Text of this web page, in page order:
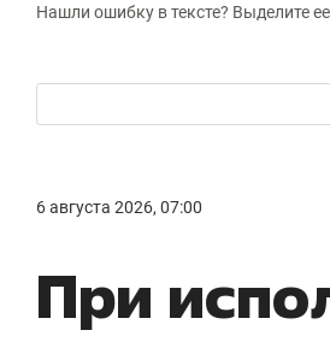
Нашли ошибку в тексте? Выделите
6 августа 2026, 07:00
При